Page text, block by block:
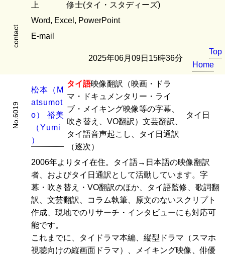
上
修士(タイ・スタディーズ)
Word, Excel, PowerPoint
contact E-mail
2025年06月09日15時36分
Top
Home
No.6019
松本 （ M
atsumot
o） 裕美
（Yumi
）
タイ語映像翻訳（映画・ドラ
マ・ドキュメンタリー・ライ
ブ・メイキング映像等の字幕、
吹き替え、VO翻訳）文芸翻訳、
タイ語音声起こし、タイ日通訳
（逐次）
タイ日
2006年よりタイ在住。タイ語→日本語の映像翻訳
者、およびタイ日通訳として活動しています。字
幕・吹き替え・VO翻訳のほか、タイ語監修、歌詞翻
訳、文芸翻訳、コラム執筆、原文のないスクリプト
作成、現地でのリサーチ・インタビューにも対応可
能です。
これまでに、タイドラマ本編、縦型ドラマ（スマホ
視聴向けの縦画面ドラマ）、メイキング映像、俳優